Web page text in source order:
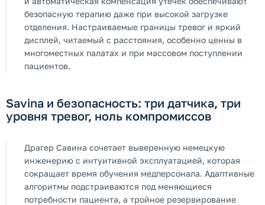
безопасную терапию даже при высокой загрузке
отделения. Настраиваемые границы тревог и яркий
дисплей, читаемый с расстояния, особенно ценны в
многоместных палатах и при массовом поступлении
пациентов.
Savina и безопасность: три датчика, три
уровня тревог, ноль компромиссов
Драгер Савина сочетает выверенную немецкую
инженерию с интуитивной эксплуатацией, которая
сокращает время обучения медперсонала. Адаптивные
алгоритмы подстраиваются под меняющиеся
потребности пациента, а тройное резервирование